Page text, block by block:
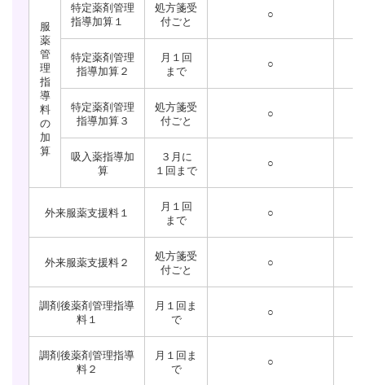
服
薬
管
理
指
導
料
の
加
算
特定薬剤管理
指導加算１
処方箋受
付ごと
○
特定薬剤管理
指導加算２
月１回
まで
○
特定薬剤管理
指導加算３
処方箋受
付ごと
○
吸入薬指導加
算
３月に
１回まで
○
外来服薬支援料１
月１回
まで
○
外来服薬支援料２
処方箋受
付ごと
○
調剤後薬剤管理指導
料１
月１回ま
で
○
調剤後薬剤管理指導
料２
月１回ま
で
○